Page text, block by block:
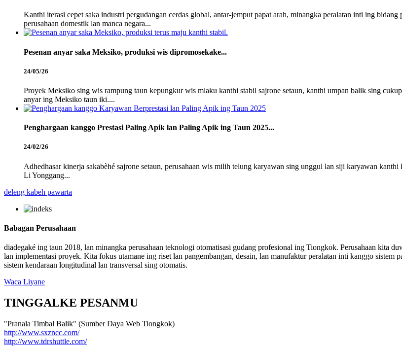
Kanthi iterasi cepet saka industri pergudangan cerdas global, antar-jemput papat arah, minangka peralatan inti ing
perusahaan domestik lan manca negara...
Pesenan anyar saka Meksiko, produksi wis dipromosekake...
24/05/26
Proyek Meksiko sing wis rampung taun kepungkur wis mlaku kanthi stabil sajrone setaun, kanthi umpan balik sing
anyar ing Meksiko taun iki....
Penghargaan kanggo Prestasi Paling Apik lan Paling Apik ing Taun 2025...
24/02/26
Adhedhasar kinerja sakabèhé sajrone setaun, perusahaan wis milih telung karyawan sing unggul lan siji karyawan
Li Yonggang...
deleng kabeh pawarta
Babagan Perusahaan
diadegaké ing taun 2018, lan minangka perusahaan teknologi otomatisasi gudang profesional ing Tiongkok. Perusahaan kita
lan implementasi proyek. Kita fokus utamane ing riset lan pangembangan, desain, lan manufaktur peralatan inti kanggo sistem
sistem kendaraan longitudinal lan transversal sing otomatis.
Waca Liyane
TINGGALKE PESANMU
"Pranala Timbal Balik" (Sumber Daya Web Tiongkok)
http://www.sxzncc.com/
http://www.tdrshuttle.com/